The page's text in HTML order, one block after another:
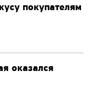
покупателям
оказался